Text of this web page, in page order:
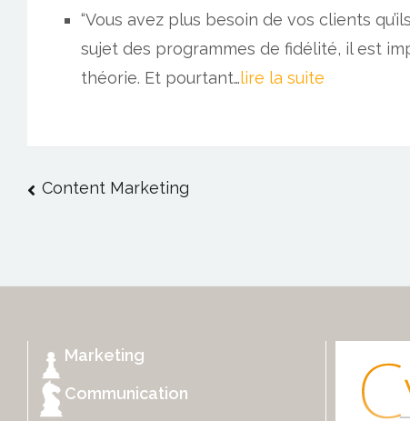
“Vous avez plus besoin de vos clients
sujet des programmes de fidélité, il est
théorie. Et pourtant…lire la suite
Navigation
Content Marketing
Marketing
Communication